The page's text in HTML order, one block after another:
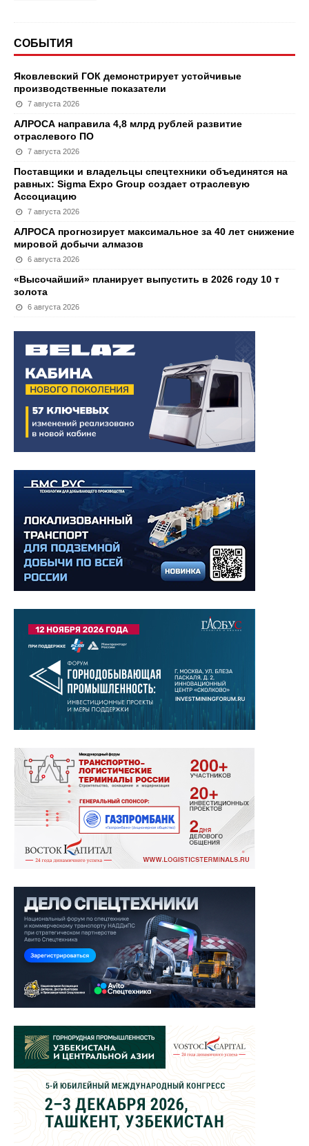
СОБЫТИЯ
Яковлевский ГОК демонстрирует устойчивые
производственные показатели
7 августа 2026
АЛРОСА направила 4,8 млрд рублей развитие
отраслевого ПО
7 августа 2026
Поставщики и владельцы спецтехники объединятся на
равных: Sigma Expo Group создает отраслевую
Ассоциацию
7 августа 2026
АЛРОСА прогнозирует максимальное за 40 лет снижение
мировой добычи алмазов
6 августа 2026
«Высочайший» планирует выпустить в 2026 году 10 т
золота
6 августа 2026